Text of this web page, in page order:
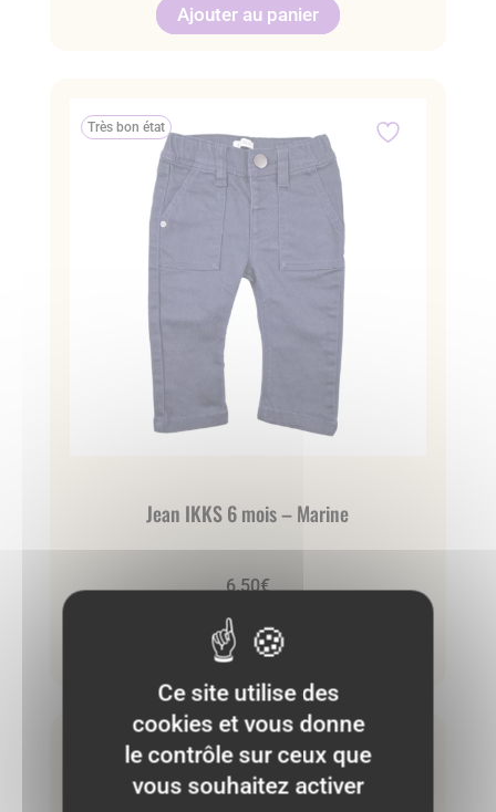
Ajouter au panier
Très bon état
Jean IKKS 6 mois – Marine
6.50€
Ajouter au panier
Très bon état
Ce site utilise des
cookies et vous donne
le contrôle sur ceux que
vous souhaitez activer